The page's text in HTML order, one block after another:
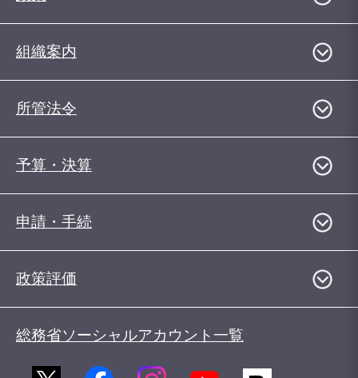
組織案内
所管法令
予算・決算
申請・手続
政策評価
総務省ソーシャルアカウント一覧